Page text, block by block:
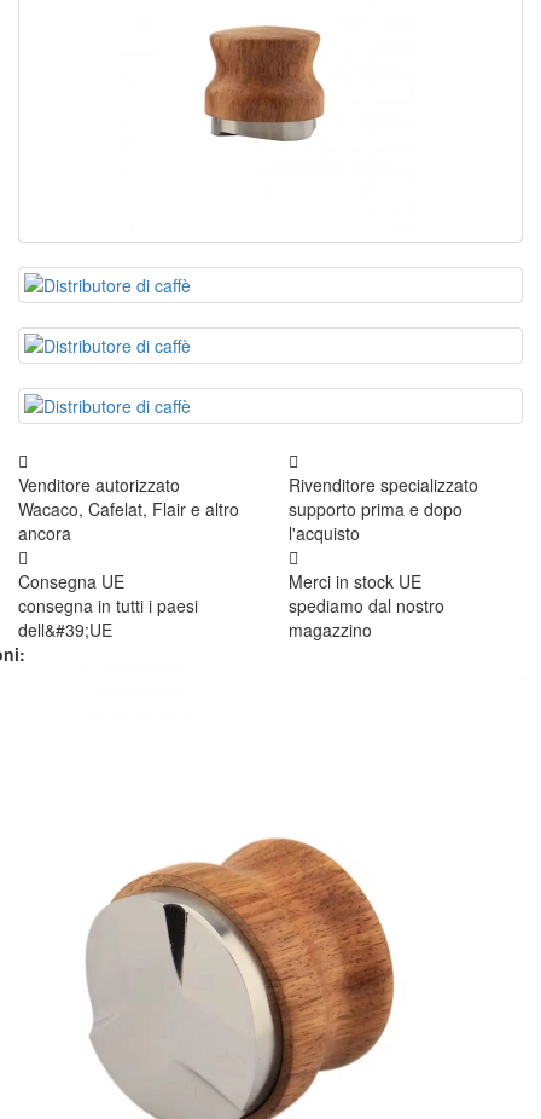
Venditore autorizzato
Wacaco, Cafelat, Flair e altro
ancora
Rivenditore specializzato
supporto prima e dopo
l'acquisto
Consegna UE
consegna in tutti i paesi
dell&#39;UE
Merci in stock UE
spediamo dal nostro
magazzino